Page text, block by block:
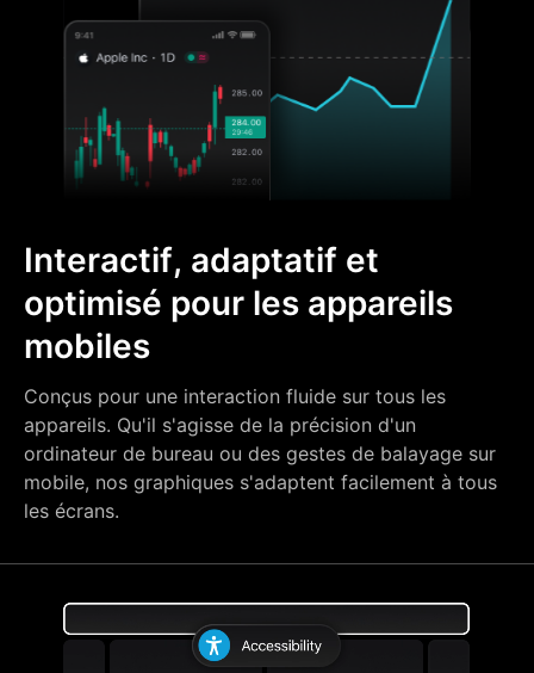
Interactif, adaptatif et
optimisé pour les appareils
mobiles
Conçus pour une interaction fluide sur tous les
appareils. Qu'il s'agisse de la précision d'un
ordinateur de bureau ou des gestes de balayage sur
mobile, nos graphiques s'adaptent facilement à tous
les écrans.